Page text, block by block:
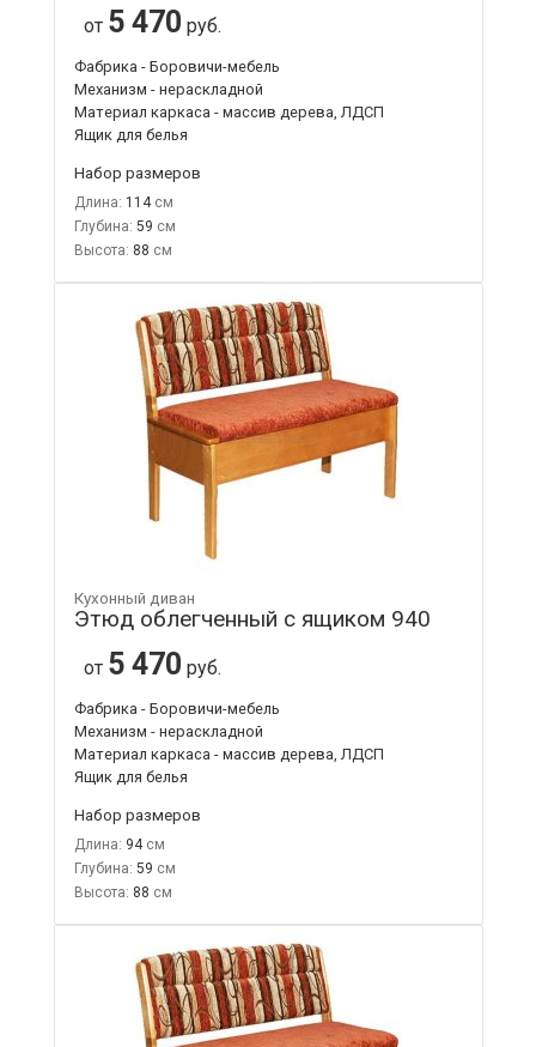
от 5 470 руб.
Фабрика - Боровичи-мебель
Механизм - нераскладной
Материал каркаса - массив дерева, ЛДСП
Ящик для белья
Набор размеров
Длина: 114
Глубина: 59
Высота: 88
Кухонный диван
Этюд облегченный с ящиком 940
от 5 470 руб.
Фабрика - Боровичи-мебель
Механизм - нераскладной
Материал каркаса - массив дерева, ЛДСП
Ящик для белья
Набор размеров
Длина: 94
Глубина: 59
Высота: 88